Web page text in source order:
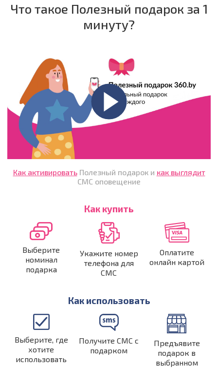
Что такое Полезный подарок за 1
минуту?
Как купить
Выберите
номинал
подарка
Укажите номер
телефона для
СМС
Оплатите
онлайн картой
Как активироватьПолезный подарок и как выглядит
СМС оповещение
Как использовать
Выберите, где
хотите
использовать
Получите СМС с
подарком
Предъявите
подарок в
выбранном